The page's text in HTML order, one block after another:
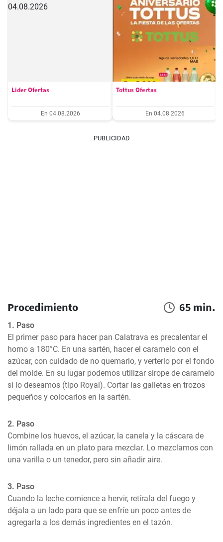
Lider Ofertas
En 04.08.2026
Tottus Ofertas
En 04.08.2026
PUBLICIDAD
Procedimiento 65 min.
1. Paso
El primer paso para hacer pan Calatrava es precalentar el
horno a 180°C. En una sartén, hacer el caramelo con el
azúcar, con cuidado de no quemarlo, y verterlo por el fondo
del molde. En su lugar podemos utilizar sirope de caramelo
si lo deseamos (tipo Royal). Cortar las galletas en trozos
pequeños y colocarlos en la sartén.
2. Paso
Combine los huevos, el azúcar, la canela y la cáscara de
limón rallada en un plato para mezclar. Lo mezclamos con
una varilla o un tenedor, pero sin añadir aire.
3. Paso
Cuando la leche comience a hervir, retírala del fuego y
déjala a un lado para que se enfríe un poco antes de
agregarla a los demás ingredientes en el tazón.